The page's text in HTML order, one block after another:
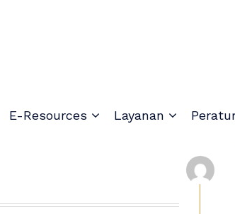
E-Resources Layanan